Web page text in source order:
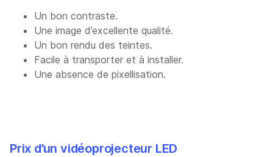
Un bon contraste.
Une image d’excellente qualité.
Un bon rendu des teintes.
Facile à transporter et à installer.
Une absence de pixellisation.
Prix d’un vidéoprojecteur LED